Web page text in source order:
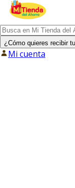
¿Cómo quieres recibir
Mi cuenta